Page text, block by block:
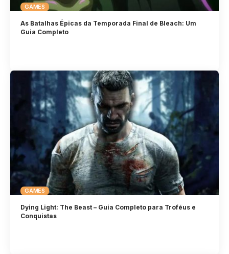
GAMES
As Batalhas Épicas da Temporada Final de Bleach: Um
Guia Completo
GAMES
Dying Light: The Beast – Guia Completo para Troféus e
Conquistas